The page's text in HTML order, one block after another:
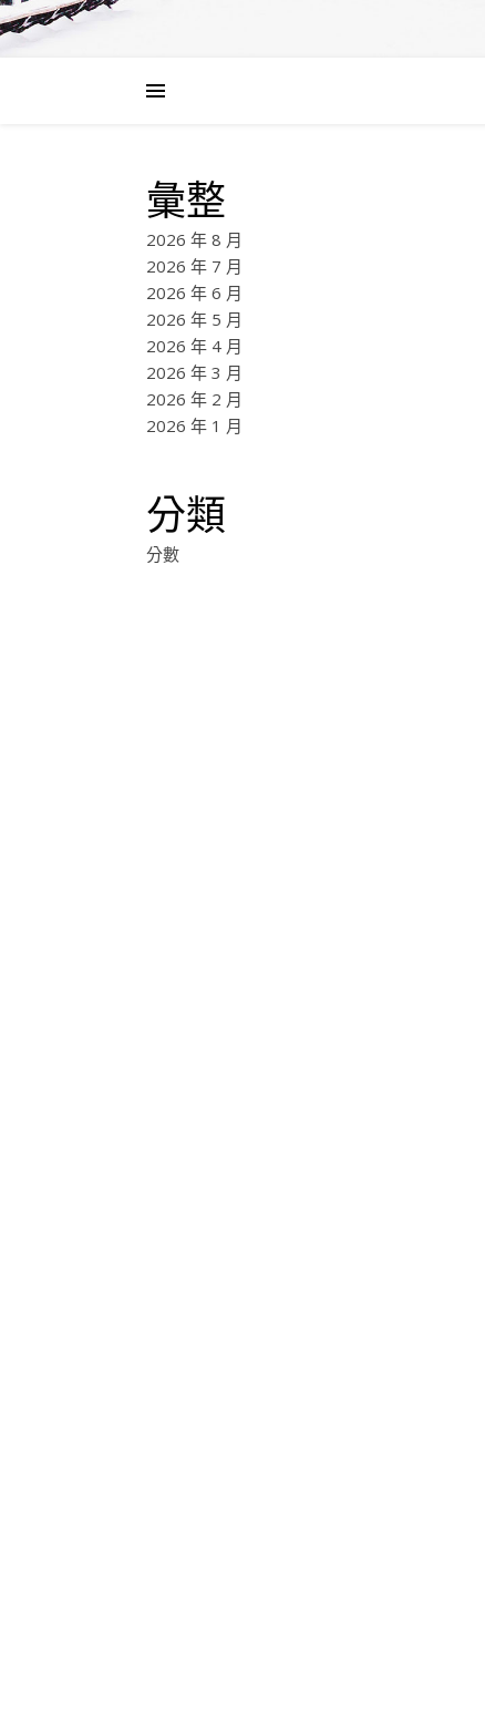
彙整
2026 年 8 月
2026 年 7 月
2026 年 6 月
2026 年 5 月
2026 年 4 月
2026 年 3 月
2026 年 2 月
2026 年 1 月
分類
分數